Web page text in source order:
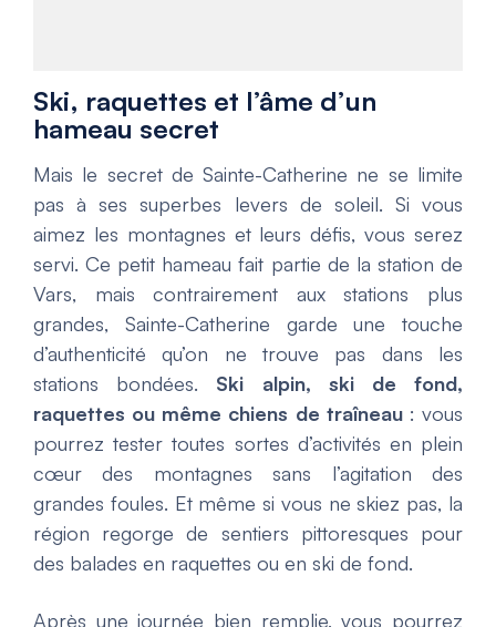
Ski, raquettes et l’âme d’un
hameau secret
Mais le secret de Sainte-Catherine ne se limite
pas à ses superbes levers de soleil. Si vous
aimez les montagnes et leurs défis, vous serez
servi. Ce petit hameau fait partie de la station de
Vars, mais contrairement aux stations plus
grandes, Sainte-Catherine garde une touche
d’authenticité qu’on ne trouve pas dans les
stations bondées. Ski alpin, ski de fond,
raquettes ou même chiens de traîneau: vous
pourrez tester toutes sortes d’activités en plein
cœur des montagnes sans l’agitation des
grandes foules. Et même si vous ne skiez pas, la
région regorge de sentiers pittoresques pour
des balades en raquettes ou en ski de fond.
Après une journée bien remplie, vous pourrez